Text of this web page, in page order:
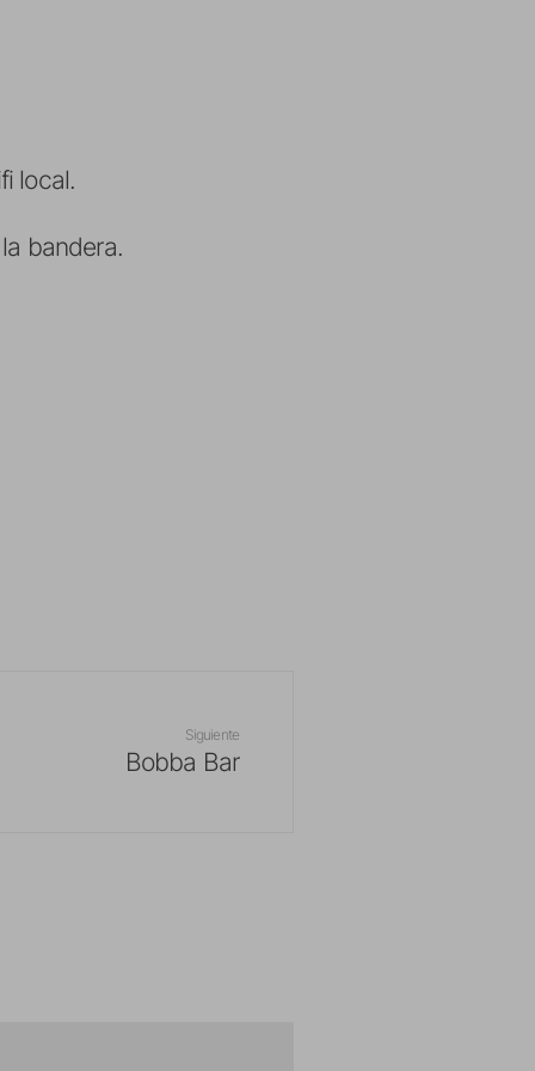
local.
bandera.
Siguiente
Bobba Bar